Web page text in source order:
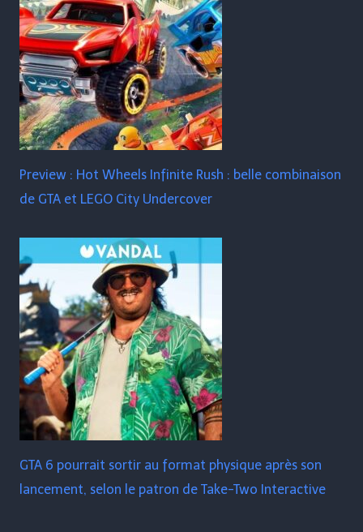
Preview : Hot Wheels Infinite Rush : belle combinaison
de GTA et LEGO City Undercover
GTA 6 pourrait sortir au format physique après son
lancement, selon le patron de Take-Two Interactive